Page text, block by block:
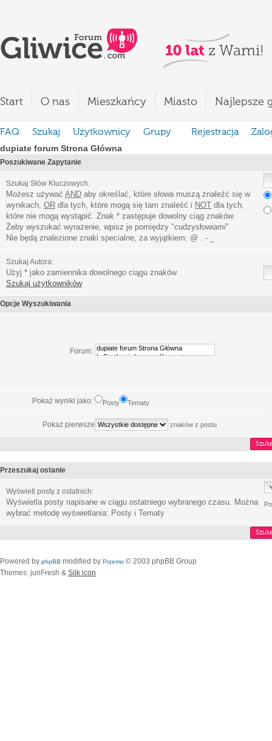
Start O nas Mieszkańcy Miasto Najlepsze
FAQ Szukaj Użytkownicy Grupy Rejestracja
dupiate forum Strona Główna
Poszukiwane Zapytanie
Szukaj Słów Kluczowych:
Możesz używać AND aby określać, które słowa muszą znaleźć się w
wynikach, OR dla tych, które mogą się tam znaleść i NOT dla tych,
które nie mogą wystąpić. Znak * zastępuje dowolny ciąg znaków.
Żeby wyszukać wyrażenie, wpisz je pomiędzy "cudzysłowiami"
Nie będą znalezione znaki specialne, za wyjątkiem: @ . - _
Szukaj Autora:
Użyj * jako zamiennika dowolnego ciągu znaków
Szukaj użytkowników
Opcje Wyszukiwania
Forum:
Pokaż wyniki jako: Posty Tematy
Pokaż pierwsze znaków z postu
Przeszukaj ostanie
Wyświetl posty z ostatnich:
Wyświetla posty napisane w ciągu ostatniego wybranego czasu. Można
wybrać metodę wyświetlania: Posty i Tematy
Powered by phpBB modified by Przemo © 2003 phpBB Group
Themes: junFresh & Silk icon